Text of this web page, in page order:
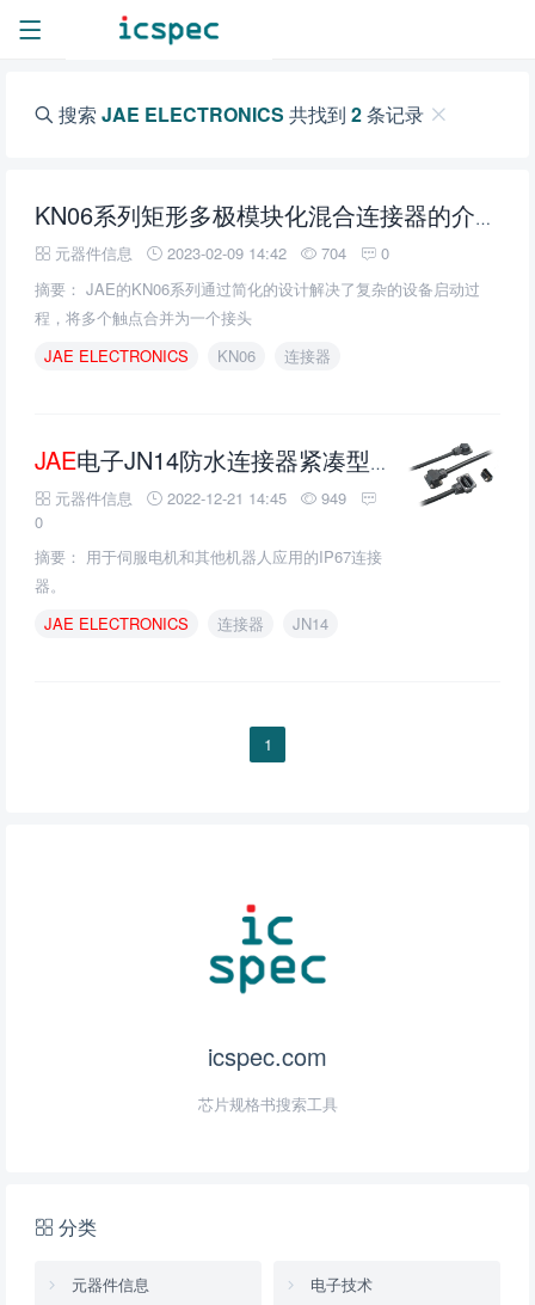
搜索 JAE ELECTRONICS 共找到 2条记录
KN06系列矩形多极模块化混合连接器的介绍、特性、及应用
元器件信息
2023-02-09 14:42 704
0
摘要： JAE的KN06系列通过简化的设计解决了复杂的设备启动过
程，将多个触点合并为一个接头
JAE ELECTRONICS KN06 连接器
JAE电子JN14防水连接器紧凑型伺服电机的介绍、特性、及应用
元器件信息 2022-12-21 14:45
949
0
摘要： 用于伺服电机和其他机器人应用的IP67连接
器。
JAE ELECTRONICS 连接器 JN14
1
icspec.com
芯片规格书搜索工具
分类
元器件信息 电子技术